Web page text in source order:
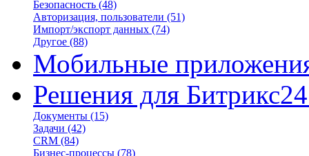
Безопасность (48)
Авторизация, пользователи (51)
Импорт/экспорт данных (74)
Другое (88)
Мобильные
Решения для Битрикс24
Документы (15)
Задачи (42)
CRM (84)
Бизнес-процессы (78)